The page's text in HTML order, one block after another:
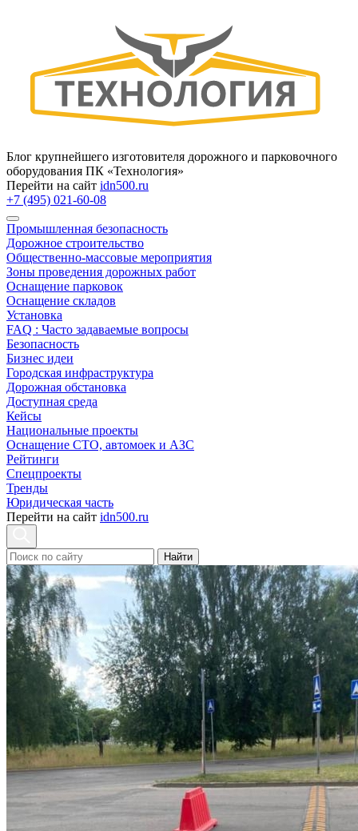
Блог крупнейшего изготовителя дорожного и парковочного
оборудования ПК «Технология»
Перейти на сайт idn500.ru
+7 (495) 021-60-08
Промышленная безопасность
Дорожное строительство
Общественно‑массовые мероприятия
Зоны проведения дорожных работ
Оснащение парковок
Оснащение складов
Установка
FAQ : Часто задаваемые вопросы
Безопасность
Бизнес идеи
Городская инфраструктура
Дорожная обстановка
Доступная среда
Кейсы
Национальные проекты
Оснащение СТО, автомоек и АЗС
Рейтинги
Спецпроекты
Тренды
Юридическая часть
Перейти на сайт idn500.ru
Найти